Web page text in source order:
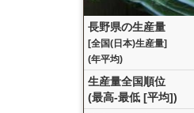
長野県の生産量
[全国(日本)生産量]
(年平均)
生産量全国順位
(最高-最低 [平均])